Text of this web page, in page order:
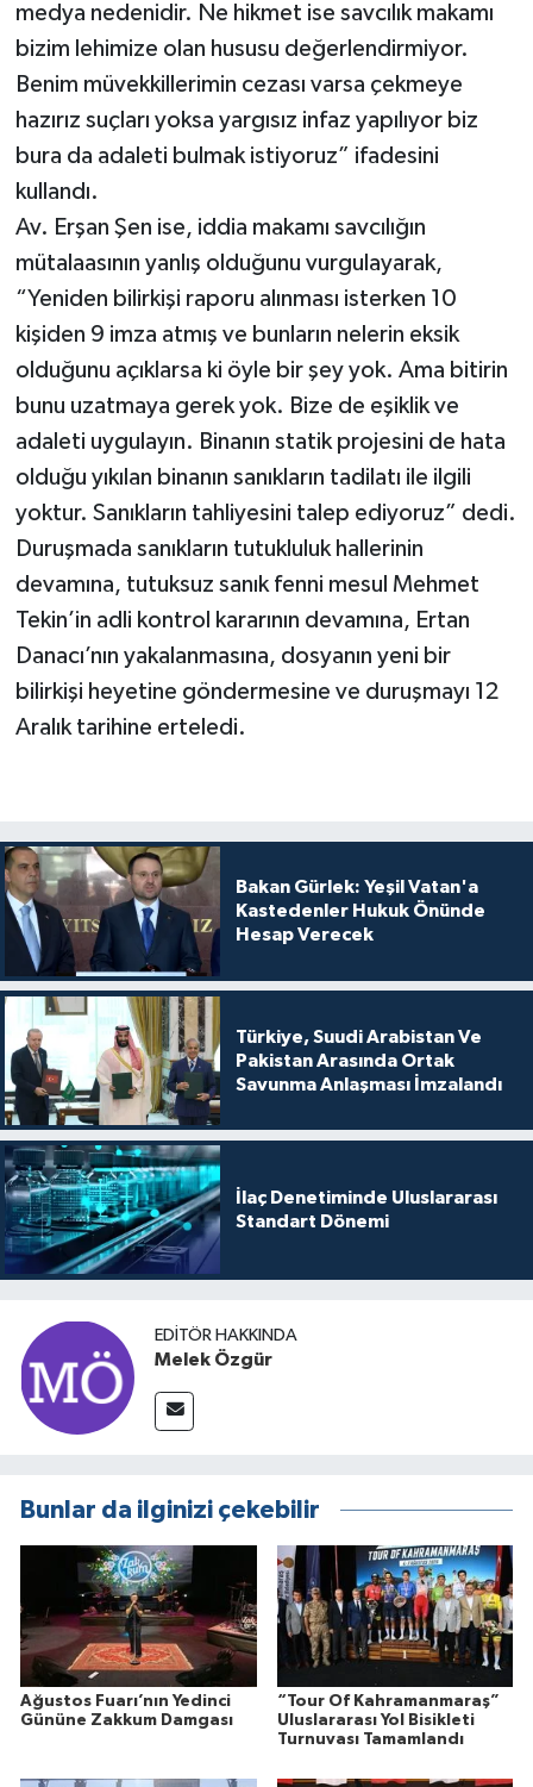
medya nedenidir. Ne hikmet ise savcılık makamı
bizim lehimize olan hususu değerlendirmiyor.
Benim müvekkillerimin cezası varsa çekmeye
hazırız suçları yoksa yargısız infaz yapılıyor biz
bura da adaleti bulmak istiyoruz” ifadesini
kullandı.
Av. Erşan Şen ise, iddia makamı savcılığın
mütalaasının yanlış olduğunu vurgulayarak,
“Yeniden bilirkişi raporu alınması isterken 10
kişiden 9 imza atmış ve bunların nelerin eksik
olduğunu açıklarsa ki öyle bir şey yok. Ama bitirin
bunu uzatmaya gerek yok. Bize de eşiklik ve
adaleti uygulayın. Binanın statik projesini de hata
olduğu yıkılan binanın sanıkların tadilatı ile ilgili
yoktur. Sanıkların tahliyesini talep ediyoruz” dedi.
Duruşmada sanıkların tutukluluk hallerinin
devamına, tutuksuz sanık fenni mesul Mehmet
Tekin’in adli kontrol kararının devamına, Ertan
Danacı’nın yakalanmasına, dosyanın yeni bir
bilirkişi heyetine göndermesine ve duruşmayı 12
Aralık tarihine erteledi.
Bakan Gürlek: Yeşil Vatan'a
Kastedenler Hukuk Önünde
Hesap Verecek
Türkiye, Suudi Arabistan Ve
Pakistan Arasında Ortak
Savunma Anlaşması İmzalandı
İlaç Denetiminde Uluslararası
Standart Dönemi
EDITÖR HAKKINDA
Melek Özgür
Bunlar da ilginizi çekebilir
Ağustos Fuarı’nın Yedinci
Gününe Zakkum Damgası
“Tour Of Kahramanmaraş”
Uluslararası Yol Bisikleti
Turnuvası Tamamlandı